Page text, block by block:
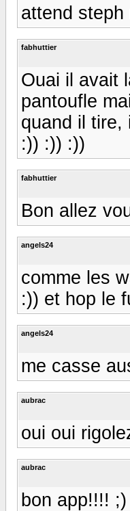
attend
fabhuttier
Ouai il avait
pantoufle
quand il tire,
:)) :)) :))
fabhuttier
Bon allez
angels24
comme les
:)) et hop le
angels24
me casse
aubrac
oui oui
aubrac
bon app!!!! ;)